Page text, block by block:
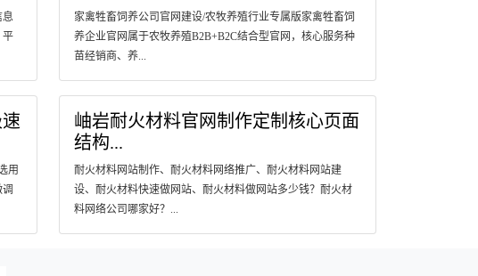
息
平
家禽牲畜饲养公司官网建设/农牧养殖行业专属版家禽牲畜饲
养企业官网属于农牧养殖B2B+B2C结合型官网，核心服务种
苗经销商、养...
用
岫岩耐火材料官网制作定制核心页面
结构...
耐火材料网站制作、耐火材料网络推广、耐火材料网站建
设、耐火材料快速做网站、耐火材料做网站多少钱？耐火材
料网络公司哪家好？...